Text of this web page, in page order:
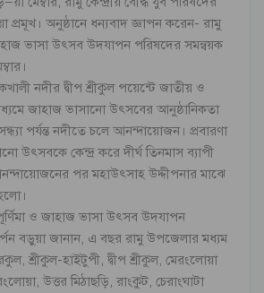
অনুষ্ঠানে ধন্যবাদ জ্ঞাপন করেন- রামু
ভাসা উৎসব উদযাপন পরিষদের সমন্বয়ক
নদীর দ্বীপ শ্রীকুল পয়েন্টে জাতীয় ও
জাহাজ ভাসানো উৎসবের আনুষ্ঠানিকতা
পর্যন্ত নদীতে চলে আনন্দায়োজন। প্রবারণা
উৎসবকে কেন্দ্র করে দীর্ঘ তিনমাস ব্যাপী
পর মহাউৎসাহ উদ্দীপনার মাঝে
পূর্ণিমা ও জাহাজ ভাসা উৎসব উদযাপন
বড়ুয়া জানান, এ বছর রামু উপজেলার মধ্যম
শ্রীকুল-হাইটুপী, দ্বীপ শ্রীকুল, মেরংলোয়া
উত্তর মিঠাছড়ি, রাংকুট, চেরাংঘাটা